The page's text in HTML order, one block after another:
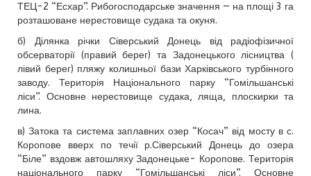
ТЕЦ-2 “Есхар”. Рибогосподарське значення — на площі 3 га
розташоване нерестовище судака та окуня.
б) Ділянка річки Сіверський Донець від радіофізичної
обсерваторії (правий берег) та Задонецького лісництва (
лівий берег) пляжу колишньої бази Харківського турбінного
заводу. Територія Національного парку “Гомільшанські
ліси”. Основне нерестовище судака, ляща, плоскирки та
лина.
в) Затока та система заплавних озер “Косач” від мосту в с.
Коропове вверх по течії р.Сіверський Донець до озера
“Біле” вздовж автошляху Задонецьке- Коропове. Територія
національного парку “Гомільшанські ліси”. Основне